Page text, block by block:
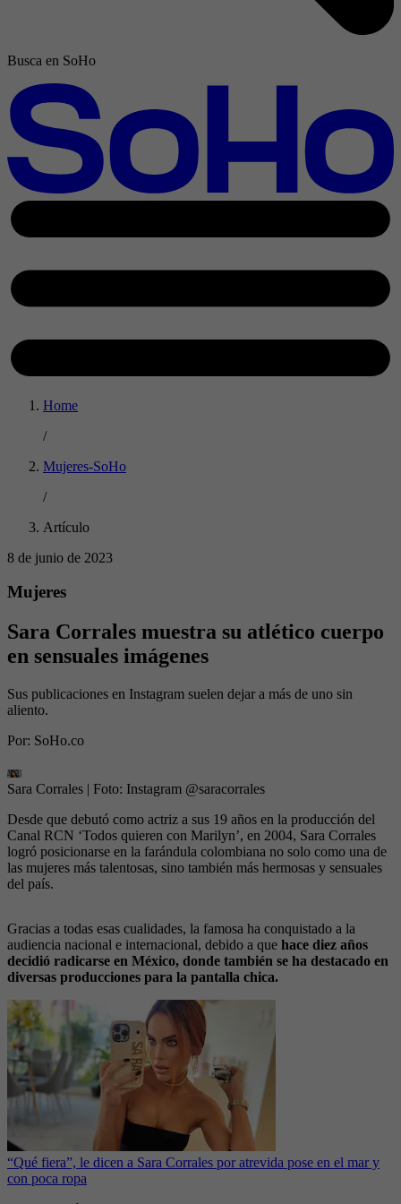
Busca en SoHo
Home
/
Mujeres-SoHo
/
Artículo
8 de junio de 2023
Mujeres
Sara Corrales muestra su atlético cuerpo
en sensuales imágenes
Sus publicaciones en Instagram suelen dejar a más de uno sin
aliento.
Por: SoHo.co
Sara Corrales | Foto: Instagram @saracorrales
Desde que debutó como actriz a sus 19 años en la producción del
Canal RCN ‘Todos quieren con Marilyn’, en 2004, Sara Corrales
logró posicionarse en la farándula colombiana no solo como una de
las mujeres más talentosas, sino también más hermosas y sensuales
del país.
Gracias a todas esas cualidades, la famosa ha conquistado a la
audiencia nacional e internacional, debido a que hace diez años
decidió radicarse en México, donde también se ha destacado en
diversas producciones para la pantalla chica.
“Qué fiera”, le dicen a Sara Corrales por atrevida pose en el mar y
con poca ropa